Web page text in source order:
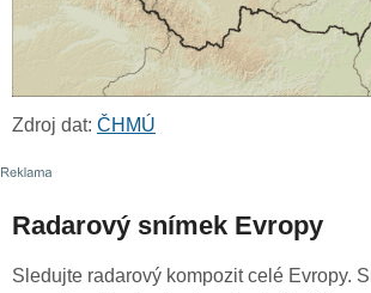
Zdroj dat: ČHMÚ
Radarový snímek Evropy
Sledujte radarový kompozit celé Evropy.